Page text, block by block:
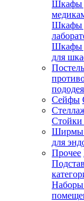
Шкафы
Шкафы
Шкафы
для
Сейфы
Ширмы
для
Прочее
Наборы